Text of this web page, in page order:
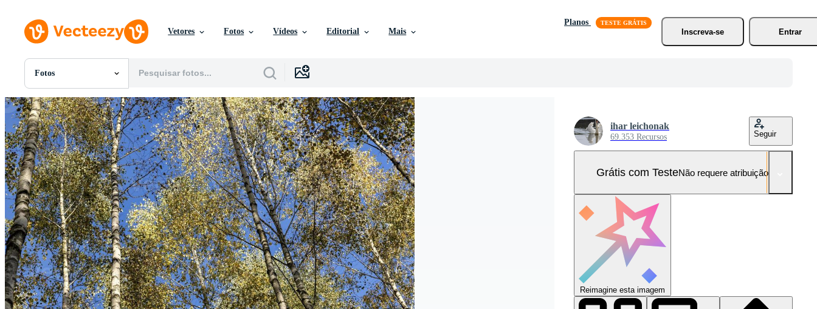
Vetores Fotos Vídeos Editorial Mais
Planos
Inscreva-se
Entrar
Fotos
Todas Imagens
Fotos
PNGs
PSDs
SVGs
Modelos
Vetores
Videos
Motion graphics
Imagens Editoriais
Eventos Editoriais
ihar leichonak
69.353 Recursos Seguir
Grátis com TesteNão requere atribuição!
Reimagine esta imagem